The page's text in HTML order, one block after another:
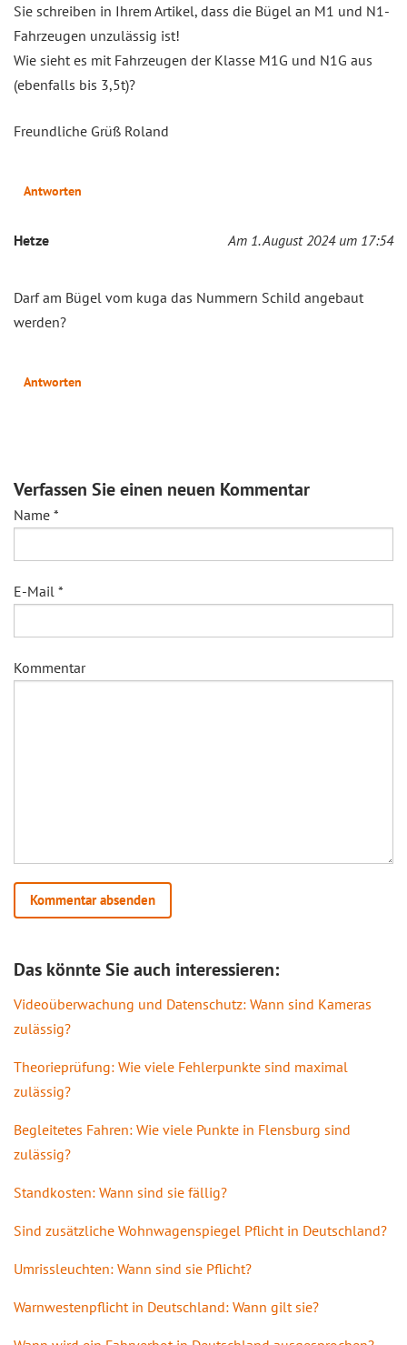
Sie schreiben in Ihrem Artikel, dass die Bügel an M1 und N1-
Fahrzeugen unzulässig ist!
Wie sieht es mit Fahrzeugen der Klasse M1G und N1G aus
(ebenfalls bis 3,5t)?
Freundliche Grüß Roland
Antworten
Hetze Am 1. August 2024 um 17:54
Darf am Bügel vom kuga das Nummern Schild angebaut
werden?
Antworten
Verfassen Sie einen neuen Kommentar
Name *
E-Mail *
Kommentar
Das könnte Sie auch interessieren:
Videoüberwachung und Datenschutz: Wann sind Kameras
zulässig?
Theorieprüfung: Wie viele Fehlerpunkte sind maximal
zulässig?
Begleitetes Fahren: Wie viele Punkte in Flensburg sind
zulässig?
Standkosten: Wann sind sie fällig?
Sind zusätzliche Wohnwagenspiegel Pflicht in Deutschland?
Umrissleuchten: Wann sind sie Pflicht?
Warnwestenpflicht in Deutschland: Wann gilt sie?